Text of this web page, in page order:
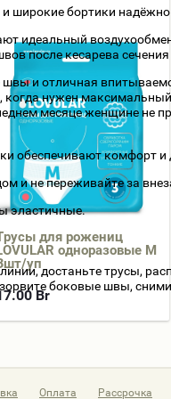
широкие бортики
идеальный
после кесарева сечения
швы и отличная
нужен
месяце женщине не
обеспечивают комфорт и
и не переживайте за
эластичные.
достаньте трусы,
боковые швы,
для рожениц
одноразовые М
уп
Br
Оплата Рассрочка